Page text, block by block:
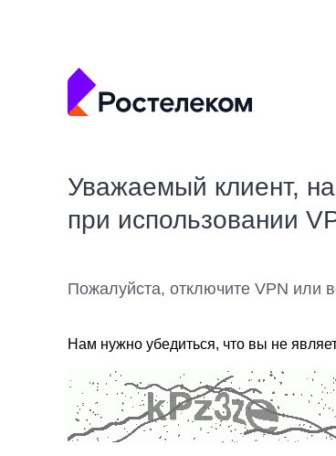
Уважаемый клиент,
при использовании
Пожалуйста, отключите VPN или
Нам нужно убедиться, что вы не